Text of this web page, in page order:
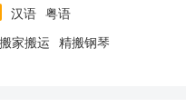
汉语
粤语
搬家搬运
精搬钢琴